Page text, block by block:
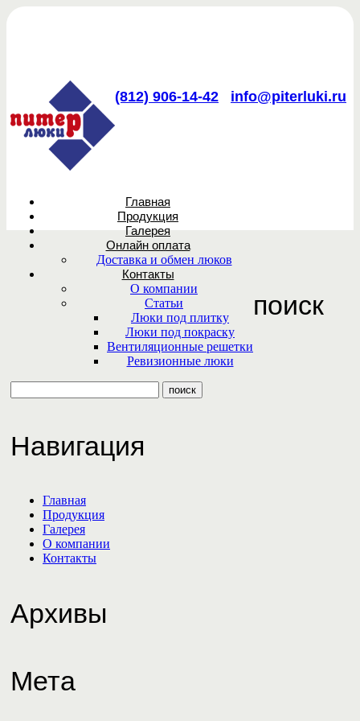
(812) 906-14-42 info@piterluki.ru
Главная
Продукция
Галерея
Онлайн оплата
Доставка и обмен люков
Контакты
О компании
Статьи
Люки под плитку
Люки под покраску
Вентиляционные решетки
Ревизионные люки
поиск
Навигация
Главная
Продукция
Галерея
О компании
Контакты
Архивы
Мета